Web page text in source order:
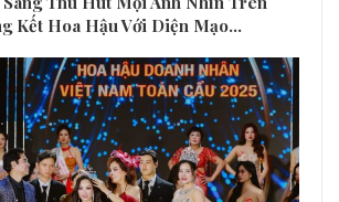
Kết Hoa Hậu Với Diện Mạo…